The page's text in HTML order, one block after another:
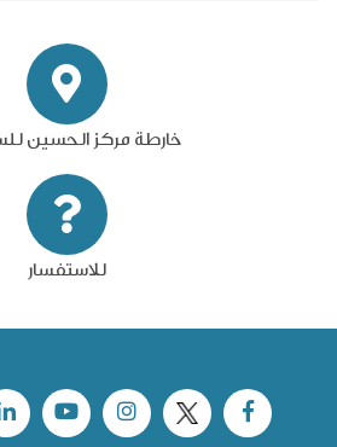
خارطة مركز الحسين
للاستفسار